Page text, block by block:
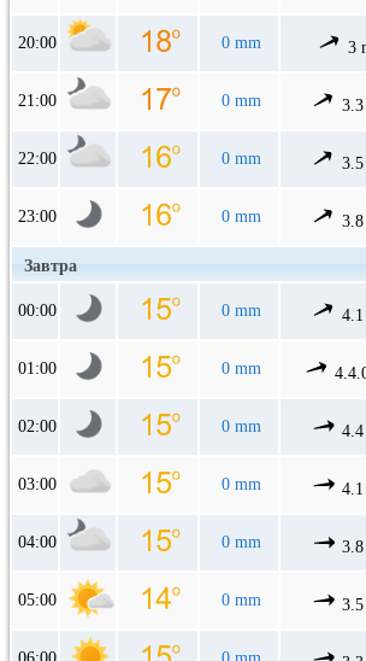
20:00 0 mm 3
21:00 0 mm
22:00 0 mm
23:00 0 mm
Завтра
00:00 0 mm
01:00 0 mm
02:00 0 mm
03:00 0 mm
04:00 0 mm
05:00 0 mm